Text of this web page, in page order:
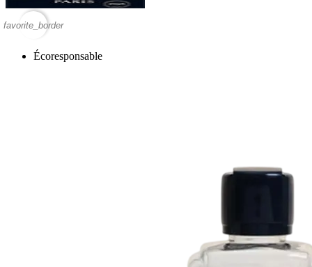
favorite_border
Écoresponsable